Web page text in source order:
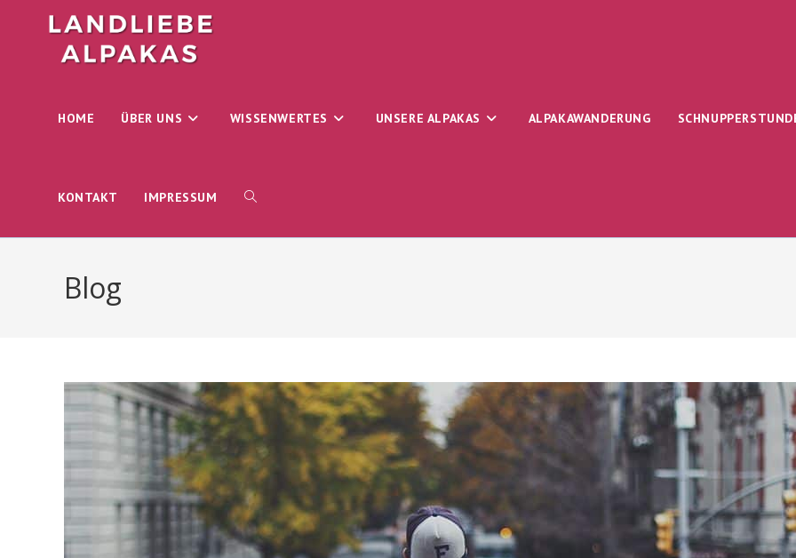
HOME ÜBER UNS WISSENWERTES UNSERE ALPAKAS ALPAKAWANDERUNG
KONTAKT IMPRESSUM WEBSITE-
Blog